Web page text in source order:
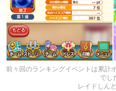
前々回のランキングイベントは累計
でし
レイドしん